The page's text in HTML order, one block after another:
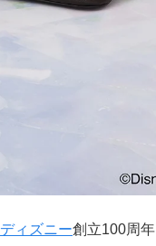
ディズニー創立100周年